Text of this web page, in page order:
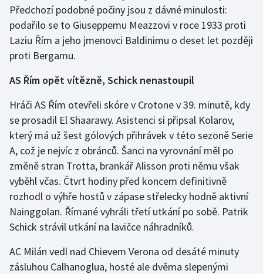
Předchozí podobné počiny jsou z dávné minulosti:
podařilo se to Giuseppemu Meazzovi v roce 1933 proti
Laziu Řím a jeho jmenovci Baldinimu o deset let později
proti Bergamu.
AS Řím opět vítězně, Schick nenastoupil
Hráči AS Řím otevřeli skóre v Crotone v 39. minutě, kdy
se prosadil El Shaarawy. Asistenci si připsal Kolarov,
který má už šest gólových přihrávek v této sezoně Serie
A, což je nejvíc z obránců. Šanci na vyrovnání měl po
změně stran Trotta, brankář Alisson proti němu však
vyběhl včas. Čtvrt hodiny před koncem definitivně
rozhodl o výhře hostů v zápase střelecky hodně aktivní
Nainggolan. Římané vyhráli třetí utkání po sobě. Patrik
Schick strávil utkání na lavičce náhradníků.
AC Milán vedl nad Chievem Verona od desáté minuty
zásluhou Calhanoglua, hosté ale dvěma slepenými